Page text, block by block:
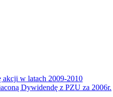
akcji w latach 2009-2010
Dywidendę z PZU za 2006r.